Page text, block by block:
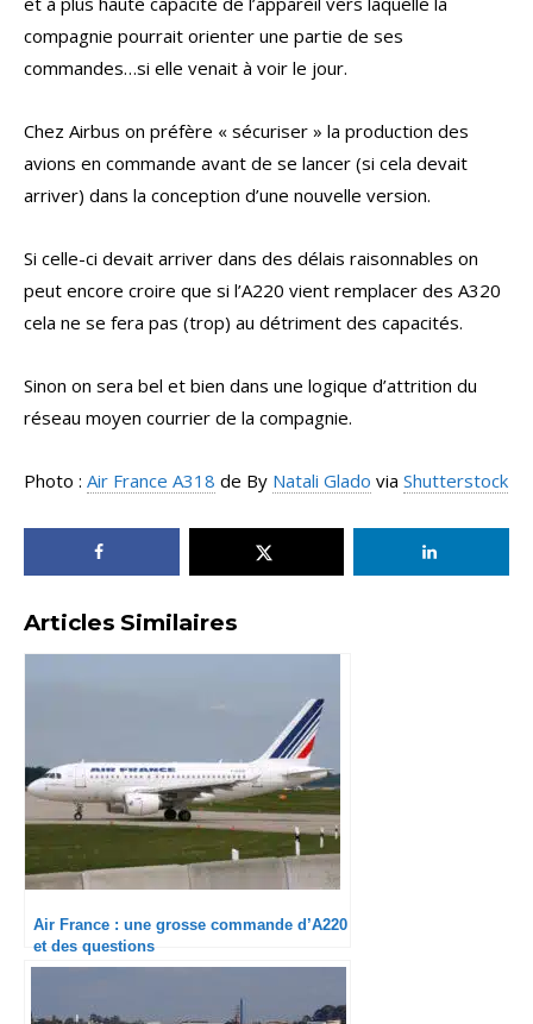
compagnie pourrait orienter une partie de ses
commandes…si elle venait à voir le jour.
Chez Airbus on préfère « sécuriser » la production des
avions en commande avant de se lancer (si cela devait
arriver) dans la conception d’une nouvelle version.
Si celle-ci devait arriver dans des délais raisonnables on
peut encore croire que si l’A220 vient remplacer des A320
cela ne se fera pas (trop) au détriment des capacités.
Sinon on sera bel et bien dans une logique d’attrition du
réseau moyen courrier de la compagnie.
Photo : Air France A318 de By Natali Glado via Shutterstock
Articles Similaires
Air France : une grosse commande d’A220
et des questions